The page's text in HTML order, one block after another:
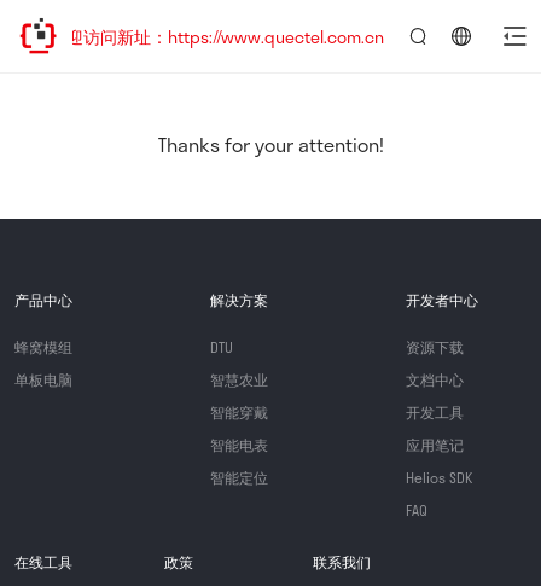
移，欢迎访问新址：https://www.quectel.com.cn
Thanks for your attention!
产品中心
蜂窝模组
单板电脑
解决方案
DTU
智慧农业
智能穿戴
智能电表
智能定位
开发者中心
资源下载
文档中心
开发工具
应用笔记
Helios SDK
FAQ
在线工具 政策 联系我们